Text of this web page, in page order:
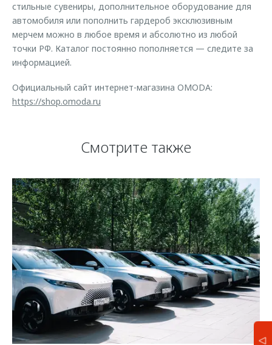
стильные сувениры, дополнительное оборудование для
автомобиля или пополнить гардероб эксклюзивным
мерчем можно в любое время и абсолютно из любой
точки РФ. Каталог постоянно пополняется — следите за
информацией.
Официальный сайт интернет-магазина OMODA:
https://shop.omoda.ru
Смотрите также